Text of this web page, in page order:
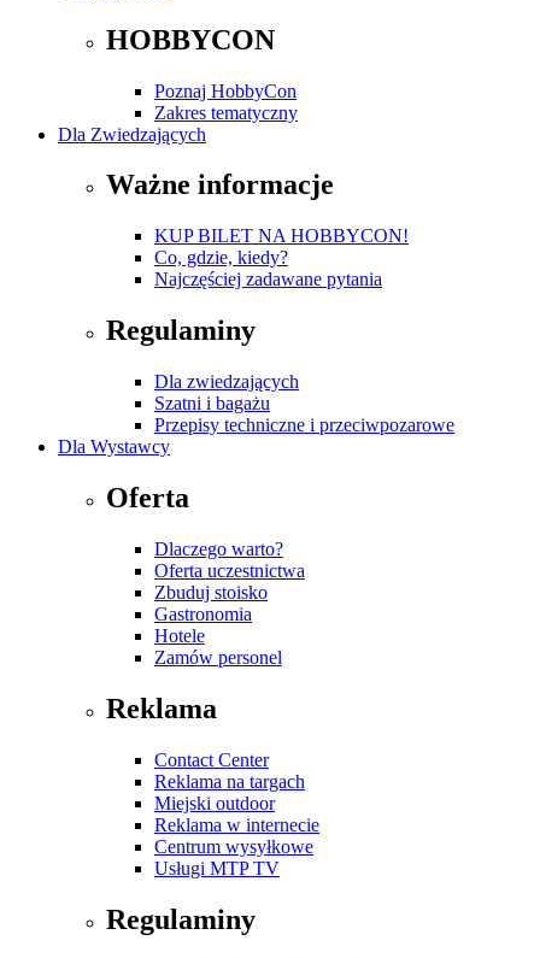
HOBBYCON
Poznaj HobbyCon
Zakres tematyczny
Dla Zwiedzających
Ważne informacje
KUP BILET NA HOBBYCON!
Co, gdzie, kiedy?
Najczęściej zadawane pytania
Regulaminy
Dla zwiedzających
Szatni i bagażu
Przepisy techniczne i przeciwpozarowe
Dla Wystawcy
Oferta
Dlaczego warto?
Oferta uczestnictwa
Zbuduj stoisko
Gastronomia
Hotele
Zamów personel
Reklama
Contact Center
Reklama na targach
Miejski outdoor
Reklama w internecie
Centrum wysyłkowe
Usługi MTP TV
Regulaminy